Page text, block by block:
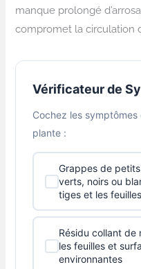
manque prolongé
compromet la circulation
Vérificateur de
Cochez les
plante :
Grappes de
verts, noirs ou
tiges et les feuilles
Résidu collant de
les feuilles et
environnantes